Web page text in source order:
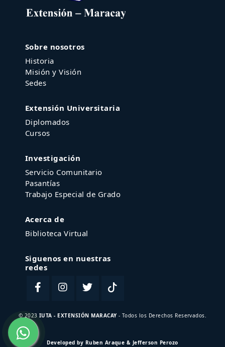
Sobre nosotros
Historia
Misión y Visión
Sedes
Extensión Universitaria
Diplomados
Cursos
Investigación
Servicio Comunitario
Pasantías
Trabajo Especial de Grado
Acerca de
Biblioteca Virtual
Siguenos en nuestras
redes
© 2023 IUTA - EXTENSIÓN MARACAY - Todos los Derechos Reservados.
Developed by Ruben Araque & Jefferson Perozo